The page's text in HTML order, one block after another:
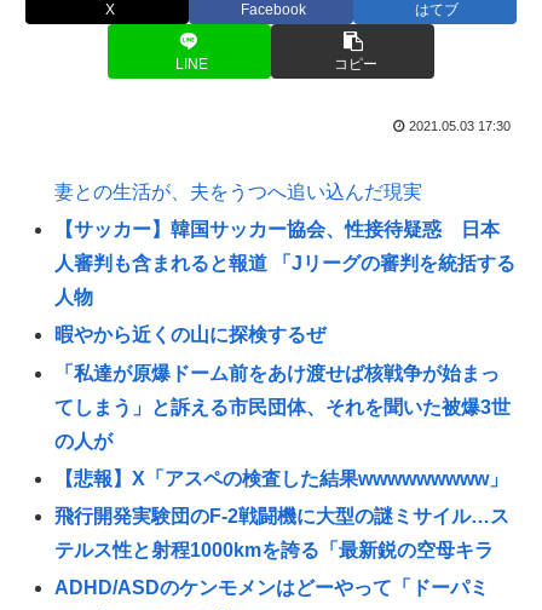
X Facebook はてブ
LINE コピー
2021.05.03 17:30
妻との生活が、夫をうつへ追い込んだ現実
【サッカー】韓国サッカー協会、性接待疑惑 日本
人審判も含まれると報道 「Jリーグの審判を統括する
人物
暇やから近くの山に探検するぜ
「私達が原爆ドーム前をあけ渡せば核戦争が始まっ
てしまう」と訴える市民団体、それを聞いた被爆3世
の人が
【悲報】X「アスペの検査した結果wwwwwwwww」
飛行開発実験団のF-2戦闘機に大型の謎ミサイル…ス
テルス性と射程1000kmを誇る「最新鋭の空母キラ
ADHD/ASDのケンモメンはどーやって「ドーパミ